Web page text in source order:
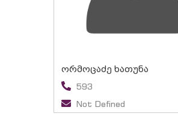
ორმოცაძე ხათუნა
593
Not Defined